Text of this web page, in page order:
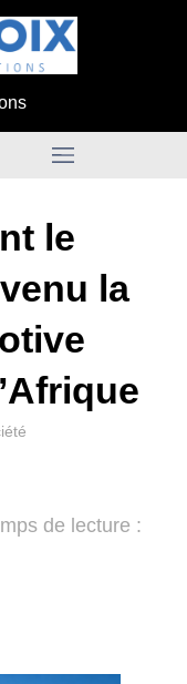
le
la
de lecture :